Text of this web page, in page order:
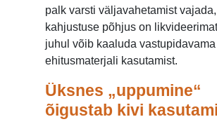
palk varsti väljavahetamist
kahjustuse põhjus on
juhul võib kaaluda vastupidavama
ehitusmaterjali kasutamist.
Üksnes „uppumine“
õigustab kivi